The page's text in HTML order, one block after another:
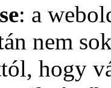
: a
nem
hogy